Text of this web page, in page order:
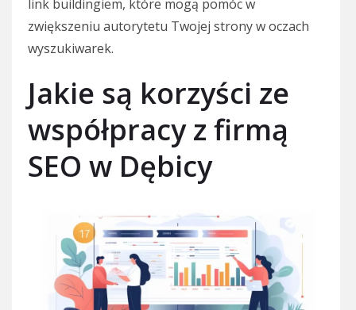
link buildingiem, które mogą pomóc w
zwiększeniu autorytetu Twojej strony w oczach
wyszukiwarek.
Jakie są korzyści ze
współpracy z firmą
SEO w Dębicy